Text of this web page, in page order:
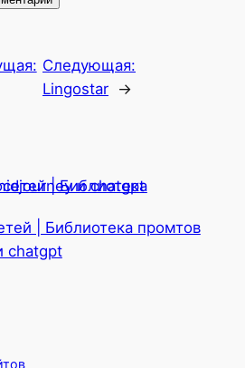
Следующая:
Lingostar →
| Библиотека промтов
chatgpt